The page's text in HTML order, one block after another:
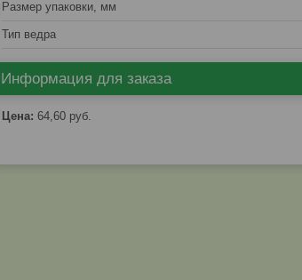
Размер упаковки, мм
Тип ведра
Информация для заказа
Цена: 64,60 руб.